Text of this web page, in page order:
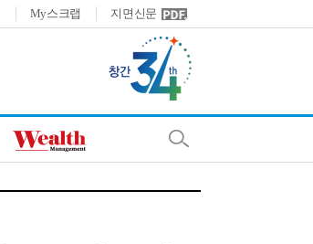
My스크랩 지면신문